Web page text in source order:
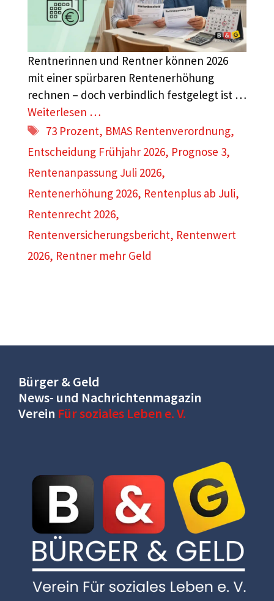
Rentnerinnen und Rentner können 2026
mit einer spürbaren Rentenerhöhung
rechnen – doch verbindlich festgelegt ist …
Weiterlesen …
Schlagwörter
73 Prozent, BMAS Rentenverordnung,
Entscheidung Frühjahr 2026, Prognose 3,
Rentenanpassung Juli 2026,
Rentenerhöhung 2026, Rentenplus ab Juli,
Rentenrecht 2026,
Rentenversicherungsbericht, Rentenwert
2026, Rentner mehr Geld
Bürger & Geld
News- und Nachrichtenmagazin
Verein Für soziales Leben e. V.